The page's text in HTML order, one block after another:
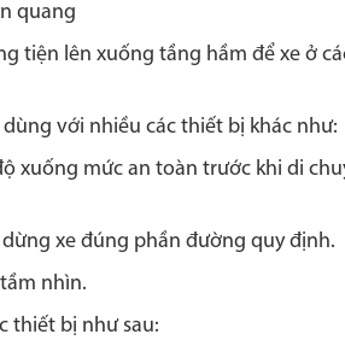
quang
tiện lên xuống tầng hầm để xe ở
với nhiều các thiết bị khác như:
xuống mức an toàn trước khi di
xe đúng phần đường quy định.
nhìn.
thiết bị như sau: